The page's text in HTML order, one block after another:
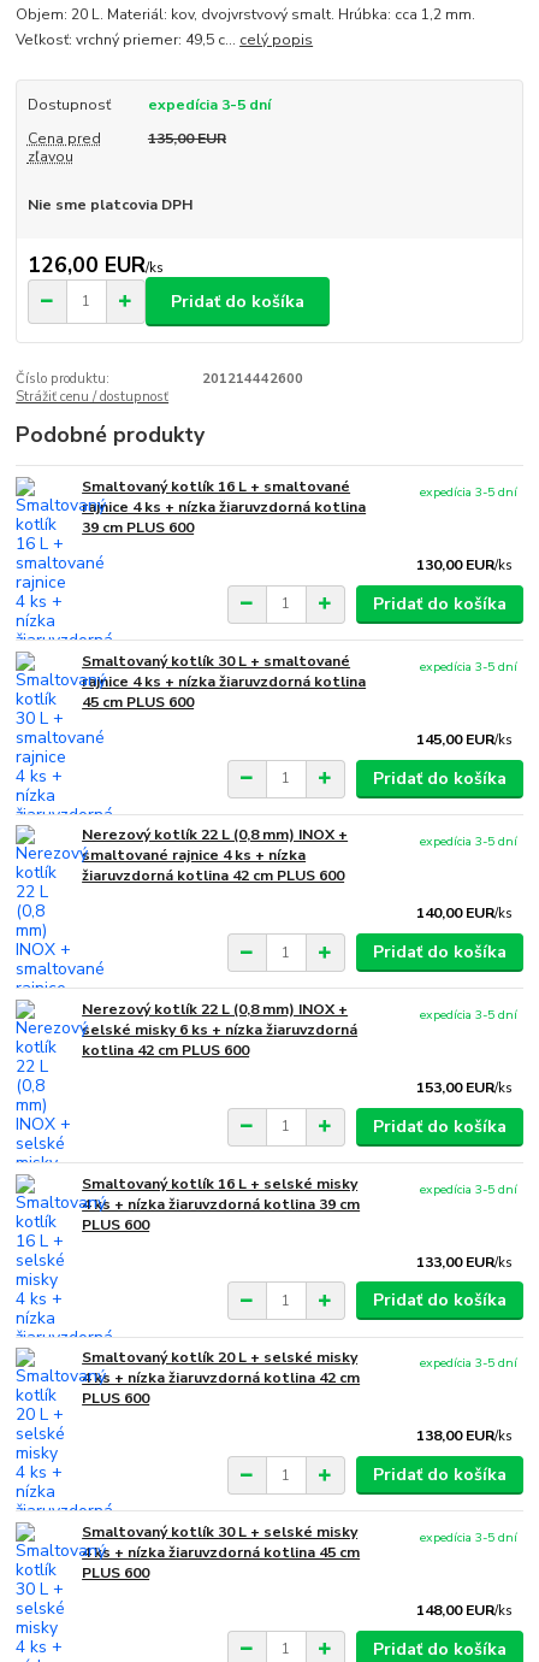
Objem: 20 L. Materiál: kov, dvojvrstvový smalt. Hrúbka: cca 1,2 mm.
Veľkosť: vrchný priemer: 49,5 c... celý popis
Dostupnosť
expedícia 3-5 dní
Cena pred
zľavou
135,00 EUR
Nie sme platcovia DPH
126,00 EUR/ks
Pridať do košíka
Číslo produktu:
201214442600
Strážiť cenu / dostupnosť
Podobné produkty
Smaltovaný kotlík 16 L + smaltované
rajnice 4 ks + nízka žiaruvzdorná kotlina
39 cm PLUS 600
130,00 EUR/ks
expedícia 3-5 dní
Pridať do košíka
Smaltovaný kotlík 30 L + smaltované
rajnice 4 ks + nízka žiaruvzdorná kotlina
45 cm PLUS 600
145,00 EUR/ks
expedícia 3-5 dní
Pridať do košíka
Nerezový kotlík 22 L (0,8 mm) INOX +
smaltované rajnice 4 ks + nízka
žiaruvzdorná kotlina 42 cm PLUS 600
140,00 EUR/ks
expedícia 3-5 dní
Pridať do košíka
Nerezový kotlík 22 L (0,8 mm) INOX +
selské misky 6 ks + nízka žiaruvzdorná
kotlina 42 cm PLUS 600
153,00 EUR/ks
expedícia 3-5 dní
Pridať do košíka
Smaltovaný kotlík 16 L + selské misky
4 ks + nízka žiaruvzdorná kotlina 39 cm
PLUS 600
133,00 EUR/ks
expedícia 3-5 dní
Pridať do košíka
Smaltovaný kotlík 20 L + selské misky
4 ks + nízka žiaruvzdorná kotlina 42 cm
PLUS 600
138,00 EUR/ks
expedícia 3-5 dní
Pridať do košíka
Smaltovaný kotlík 30 L + selské misky
4 ks + nízka žiaruvzdorná kotlina 45 cm
PLUS 600
148,00 EUR/ks
expedícia 3-5 dní
Pridať do košíka